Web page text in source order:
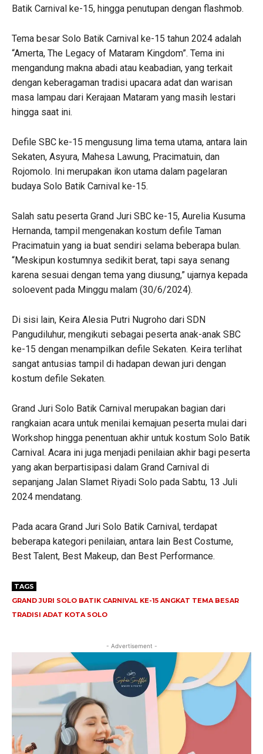
Batik Carnival ke-15, hingga penutupan dengan flashmob.
Tema besar Solo Batik Carnival ke-15 tahun 2024 adalah
“Amerta, The Legacy of Mataram Kingdom”. Tema ini
mengandung makna abadi atau keabadian, yang terkait
dengan keberagaman tradisi upacara adat dan warisan
masa lampau dari Kerajaan Mataram yang masih lestari
hingga saat ini.
Defile SBC ke-15 mengusung lima tema utama, antara lain
Sekaten, Asyura, Mahesa Lawung, Pracimatuin, dan
Rojomolo. Ini merupakan ikon utama dalam pagelaran
budaya Solo Batik Carnival ke-15.
Salah satu peserta Grand Juri SBC ke-15, Aurelia Kusuma
Hernanda, tampil mengenakan kostum defile Taman
Pracimatuin yang ia buat sendiri selama beberapa bulan.
“Meskipun kostumnya sedikit berat, tapi saya senang
karena sesuai dengan tema yang diusung,” ujarnya kepada
soloevent pada Minggu malam (30/6/2024).
Di sisi lain, Keira Alesia Putri Nugroho dari SDN
Pangudiluhur, mengikuti sebagai peserta anak-anak SBC
ke-15 dengan menampilkan defile Sekaten. Keira terlihat
sangat antusias tampil di hadapan dewan juri dengan
kostum defile Sekaten.
Grand Juri Solo Batik Carnival merupakan bagian dari
rangkaian acara untuk menilai kemajuan peserta mulai dari
Workshop hingga penentuan akhir untuk kostum Solo Batik
Carnival. Acara ini juga menjadi penilaian akhir bagi peserta
yang akan berpartisipasi dalam Grand Carnival di
sepanjang Jalan Slamet Riyadi Solo pada Sabtu, 13 Juli
2024 mendatang.
Pada acara Grand Juri Solo Batik Carnival, terdapat
beberapa kategori penilaian, antara lain Best Costume,
Best Talent, Best Makeup, dan Best Performance.
TAGS
GRAND JURI SOLO BATIK CARNIVAL KE-15 ANGKAT TEMA BESAR
TRADISI ADAT KOTA SOLO
- Advertisement -